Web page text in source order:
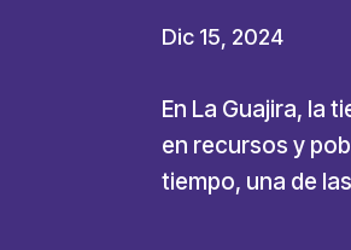
Dic 15, 2024
En La Guajira, la
en recursos y
tiempo, una de